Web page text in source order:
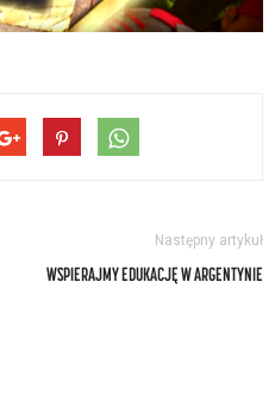
Następny artykuł
WSPIERAJMY EDUKACJĘ W ARGENTYNIE